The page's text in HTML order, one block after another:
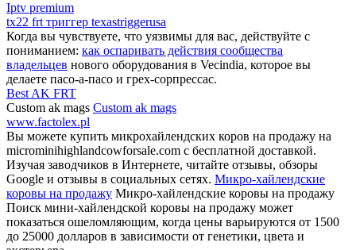
Iptv premium
tx22 frt триггер texastriggerusa
Когда вы чувствуете, что уязвимы для вас, действуйте с
пониманием: как оспаривать действия сообщества
владельцев нового оборудования в Vecindia, которое вы
делаете пасо-а-пасо и грех-сорпрессас.
Best AK FRT
Custom ak mags Custom ak mags
www.factolex.pl
Вы можете купить микрохайлендских коров на продажу на
microminihighlandcowforsale.com с бесплатной доставкой.
Изучая заводчиков в Интернете, читайте отзывы, обзоры
Google и отзывы в социальных сетях. Микро-хайлендские
коровы на продажу Микро-хайлендские коровы на продажу
Поиск мини-хайлендской коровы на продажу может
показаться ошеломляющим, когда цены варьируются от 1500
до 25000 долларов в зависимости от генетики, цвета и